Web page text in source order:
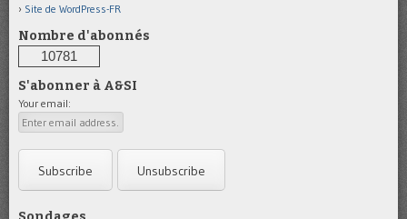
Site de WordPress-FR
Nombre d'abonnés
10781
S'abonner à A&SI
Your email: